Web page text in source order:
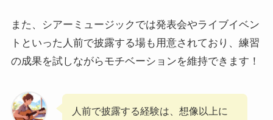
また、シアーミュージックでは発表会やライブイベン
トといった人前で披露する場も用意されており、練習
の成果を試しながらモチベーションを維持できます！
人前で披露する経験は、想像以上に